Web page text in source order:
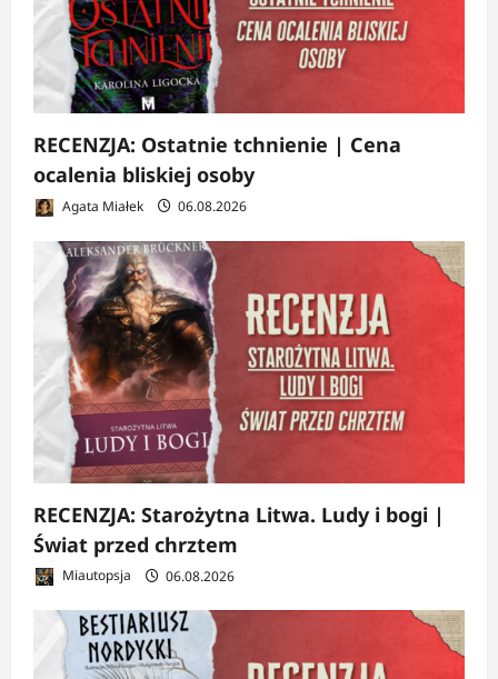
RECENZJA: Ostatnie tchnienie | Cena
ocalenia bliskiej osoby
Agata Miałek 06.08.2026
RECENZJA: Starożytna Litwa. Ludy i bogi |
Świat przed chrztem
Miautopsja 06.08.2026